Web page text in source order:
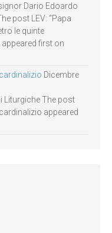
Dario Edoardo
post LEV: “Papa
le quinte
first on
Dicembre
Liturgiche The post
appeared